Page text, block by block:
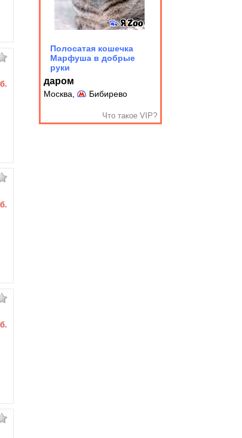
Полосатая кошечка
Марфуша в добрые
руки
даром
Москва, Бибирево
Что такое VIP?